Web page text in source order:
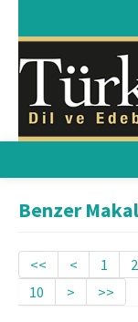
Yayın Kurulu
Yayın İlkeleri
Benzer
<< < 1 2
10
> >>